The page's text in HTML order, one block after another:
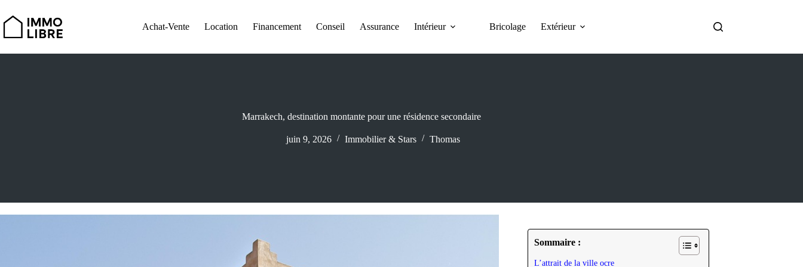
contenu
Achat-Vente Location Financement Conseil Assurance Intérieur Bricolage Extérieur
Marrakech, destination montante pour une résidence secondaire
juin 9, 2026 Immobilier & Stars Thomas
Sommaire :
L’attrait de la ville ocre